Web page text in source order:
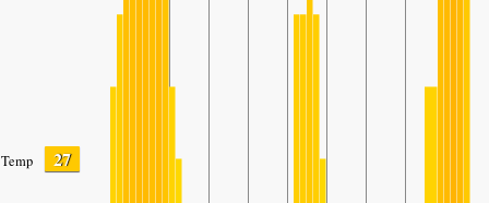
Temp 27